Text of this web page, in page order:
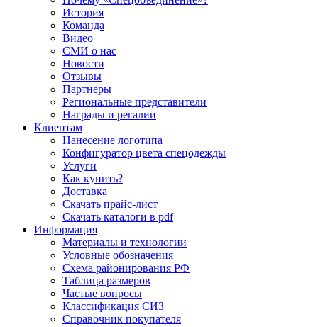
История
Команда
Видео
СМИ о нас
Новости
Отзывы
Партнеры
Региональные представители
Награды и регалии
Клиентам
Нанесение логотипа
Конфигуратор цвета спецодежды
Услуги
Как купить?
Доставка
Скачать прайс-лист
Скачать каталоги в pdf
Информация
Материалы и технологии
Условные обозначения
Схема районирования РФ
Таблица размеров
Частые вопросы
Классификация СИЗ
Справочник покупателя